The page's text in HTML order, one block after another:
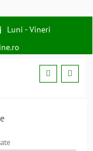
Luni - Vineri